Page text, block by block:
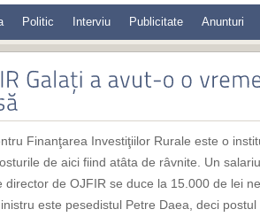
Politic Interviu Publicitate Anunturi
Finanţarea Investiţiilor Rurale este o
de aici fiind atâta de râvnite. Un
director de OJFIR se duce la 15.000 de lei
este pesedistul Petre Daea, deci